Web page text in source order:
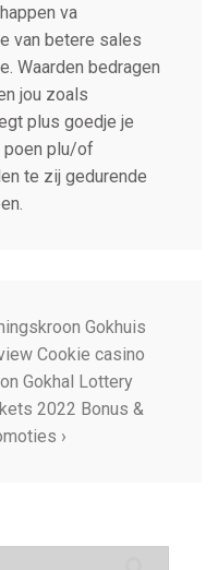
va
van betere sales
Waarden bedragen
jou zoals
plus goedje je
poen plu/of
te zij gedurende
Gokhuis
Cookie casino
Gokhal Lottery
2022 Bonus &
›